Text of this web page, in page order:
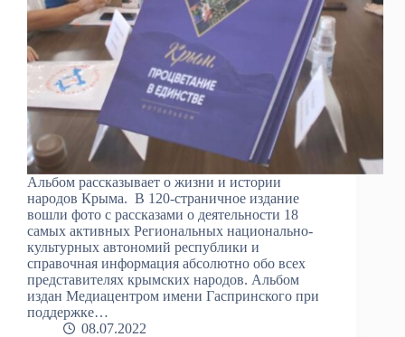
Альбом рассказывает о жизни и истории
народов Крыма. В 120-страничное издание
вошли фото с рассказами о деятельности 18
самых активных Региональных национально-
культурных автономий республики и
справочная информация абсолютно обо всех
представителях крымских народов. Альбом
издан Медиацентром имени Гаспринского при
поддержке…
08.07.2022